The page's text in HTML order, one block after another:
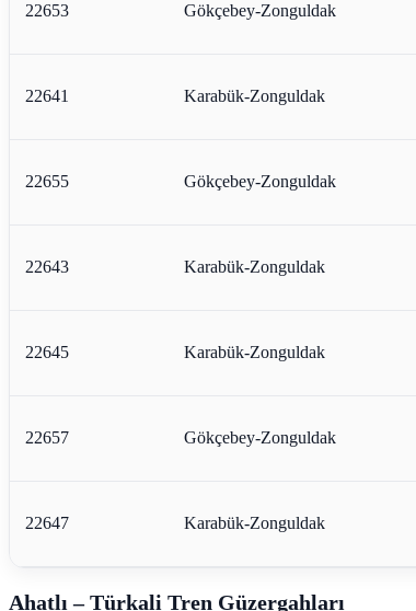
22653 Gökçebey-Zonguldak
22641 Karabük-Zonguldak
22655 Gökçebey-Zonguldak
22643 Karabük-Zonguldak
22645 Karabük-Zonguldak
22657 Gökçebey-Zonguldak
22647 Karabük-Zonguldak
Ahatlı – Türkali Tren Güzergahları